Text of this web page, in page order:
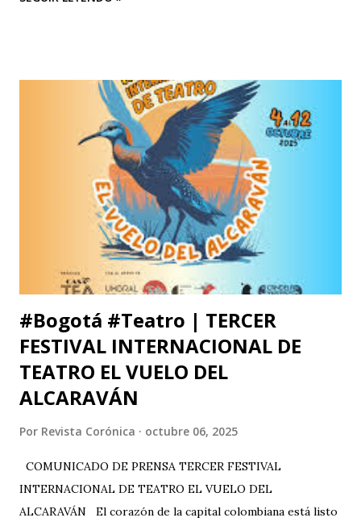
#Bogotá #Teatro | TERCER
FESTIVAL INTERNACIONAL DE
TEATRO EL VUELO DEL
ALCARAVÁN
Por Revista Corónica octubre 06, 2025
COMUNICADO DE PRENSA TERCER FESTIVAL
INTERNACIONAL DE TEATRO EL VUELO DEL
ALCARAVÁN El corazón de la capital colombiana está listo